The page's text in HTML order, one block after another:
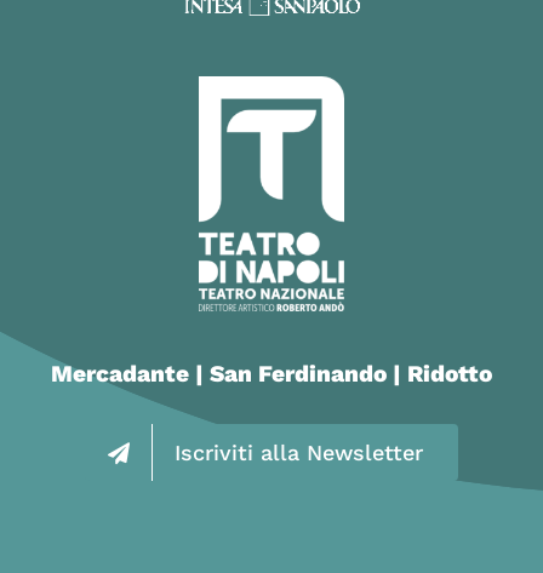
Mercadante | San Ferdinando | Ridotto
Iscriviti alla Newsletter